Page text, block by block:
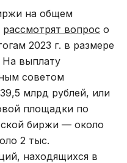
на общем
рассмотрят вопрос о
2023 г. в размере
На выплату
советом
млрд рублей, или
площадки по
биржи — около
2 тыс.
находящихся в